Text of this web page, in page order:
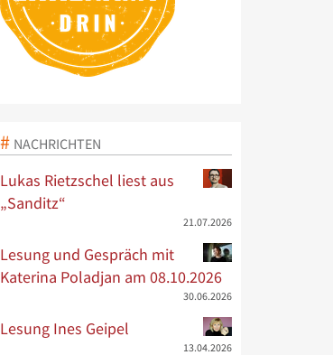
NACHRICHTEN
Lukas Rietzschel liest aus
„Sanditz“
21.07.2026
Lesung und Gespräch mit
Katerina Poladjan am 08.10.2026
30.06.2026
Lesung Ines Geipel
13.04.2026